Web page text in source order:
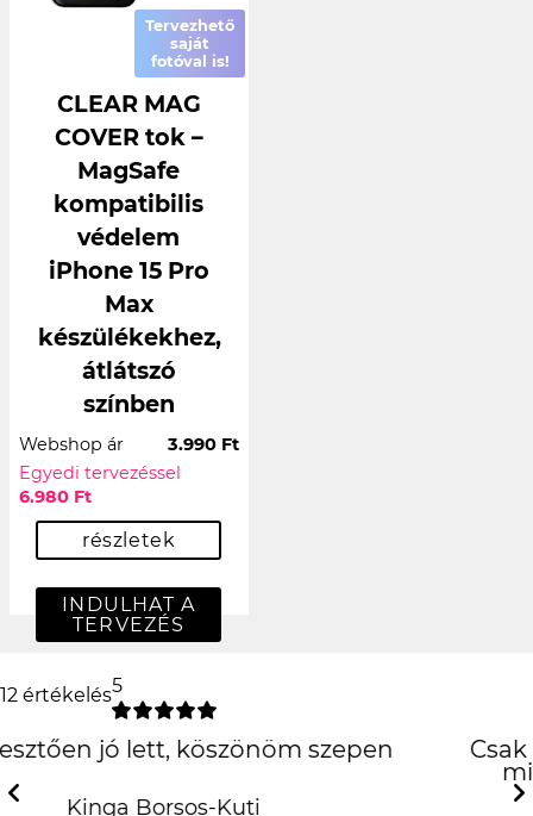
Tervezhető
saját
fotóval is!
CLEAR MAG
COVER tok –
MagSafe
kompatibilis
védelem
iPhone 15 Pro
Max
készülékekhez,
átlátszó
színben
Webshop ár
3.990 Ft
Egyedi tervezéssel
6.980 Ft
részletek
INDULHAT A
TERVEZÉS
12 értékelés5
Csak ajánlani tudom! Precíz munka, jó
minőségű tok! És mindez szuper
gyorsan! Köszönöm!!! ❤️
Previous